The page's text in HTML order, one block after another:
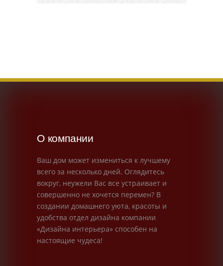
О компании
Ваш дом может измениться к лучшему
всего за несколько дней. Оглядитесь
вокруг, неужели Вас все устраивает и
совершенно не хочется перемен? В
создании домашнего уюта, красоты и
удобства отдел дизайна компании
«Дизайна интерьера» способен на
настоящие чудеса!